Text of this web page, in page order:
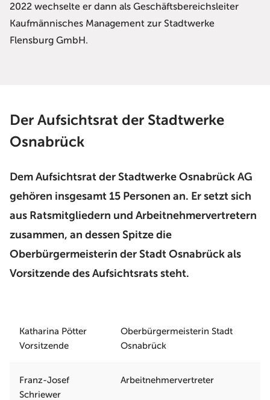
2022 wechselte er dann als Geschäftsbereichsleiter
Kaufmännisches Management zur Stadtwerke
Flensburg GmbH.
Der Aufsichtsrat der Stadtwerke
Osnabrück
Dem Aufsichtsrat der Stadtwerke Osnabrück AG
gehören insgesamt 15 Personen an. Er setzt sich
aus Ratsmitgliedern und Arbeitnehmervertretern
zusammen, an dessen Spitze die
Oberbürgermeisterin der Stadt Osnabrück als
Vorsitzende des Aufsichtsrats steht.
Katharina Pötter
Vorsitzende
Oberbürgermeisterin Stadt
Osnabrück
Franz-Josef
Schriewer
Arbeitnehmervertreter